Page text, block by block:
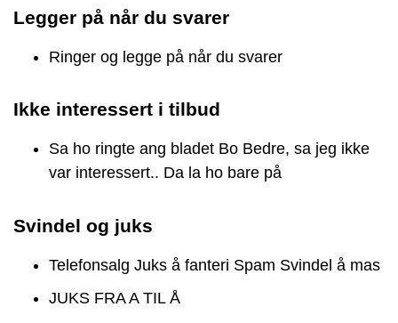
Legger på når du svarer
Ringer og legge på når du svarer
Ikke interessert i tilbud
Sa ho ringte ang bladet Bo Bedre, sa jeg ikke
var interessert.. Da la ho bare på
Svindel og juks
Telefonsalg Juks å fanteri Spam Svindel å mas
JUKS FRA A TIL Å